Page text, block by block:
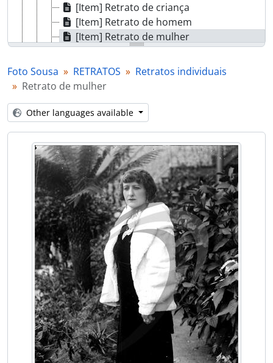
[Item] Retrato de criança
[Item] Retrato de homem
[Item] Retrato de mulher
[Item] Retrato de homem
[Item] Retrato de criança com vestuário de fantasia
[Item] Retrato de mulher com vestuário regional
[Item] Retrato de mulher com vestuário de fantasia
[Item] Retrato de criança com vestuário regional
[Item] Criança e gado suíno
[Item] Retrato de padre
[Item] Retrato de padre
[Item] Retrato de padre
[Item] Retrato de criança com vestuário de fantasia
[Item] Retrato de criança com vestuário de fantasia
[Item] Retrato de padre
[Item] Retrato de mulher com vestuário regional
[Item] Autorretrato do fotógrafo Augusto Tavares de Sousa
[Item] Comendador Luiz Bernardo de Almeida
[Item] Retrato de mulher
[Item] Retrato de homem a cavalo
[Item] Marinha Silva dos Santos Almeida, segunda esposa do Comendador Luiz Bernardo de Almeida, na Quinta Progresso
[Item] Anna Horvatt de Almeida, primeira esposa do Comendador Luiz Bernardo de Almeida, na Quinta Progresso
[Item] Retrato de seminarista
[Item] Retrato de seminarista
Foto Sousa RETRATOS
Retratos individuais
Retrato de mulher
Other languages available